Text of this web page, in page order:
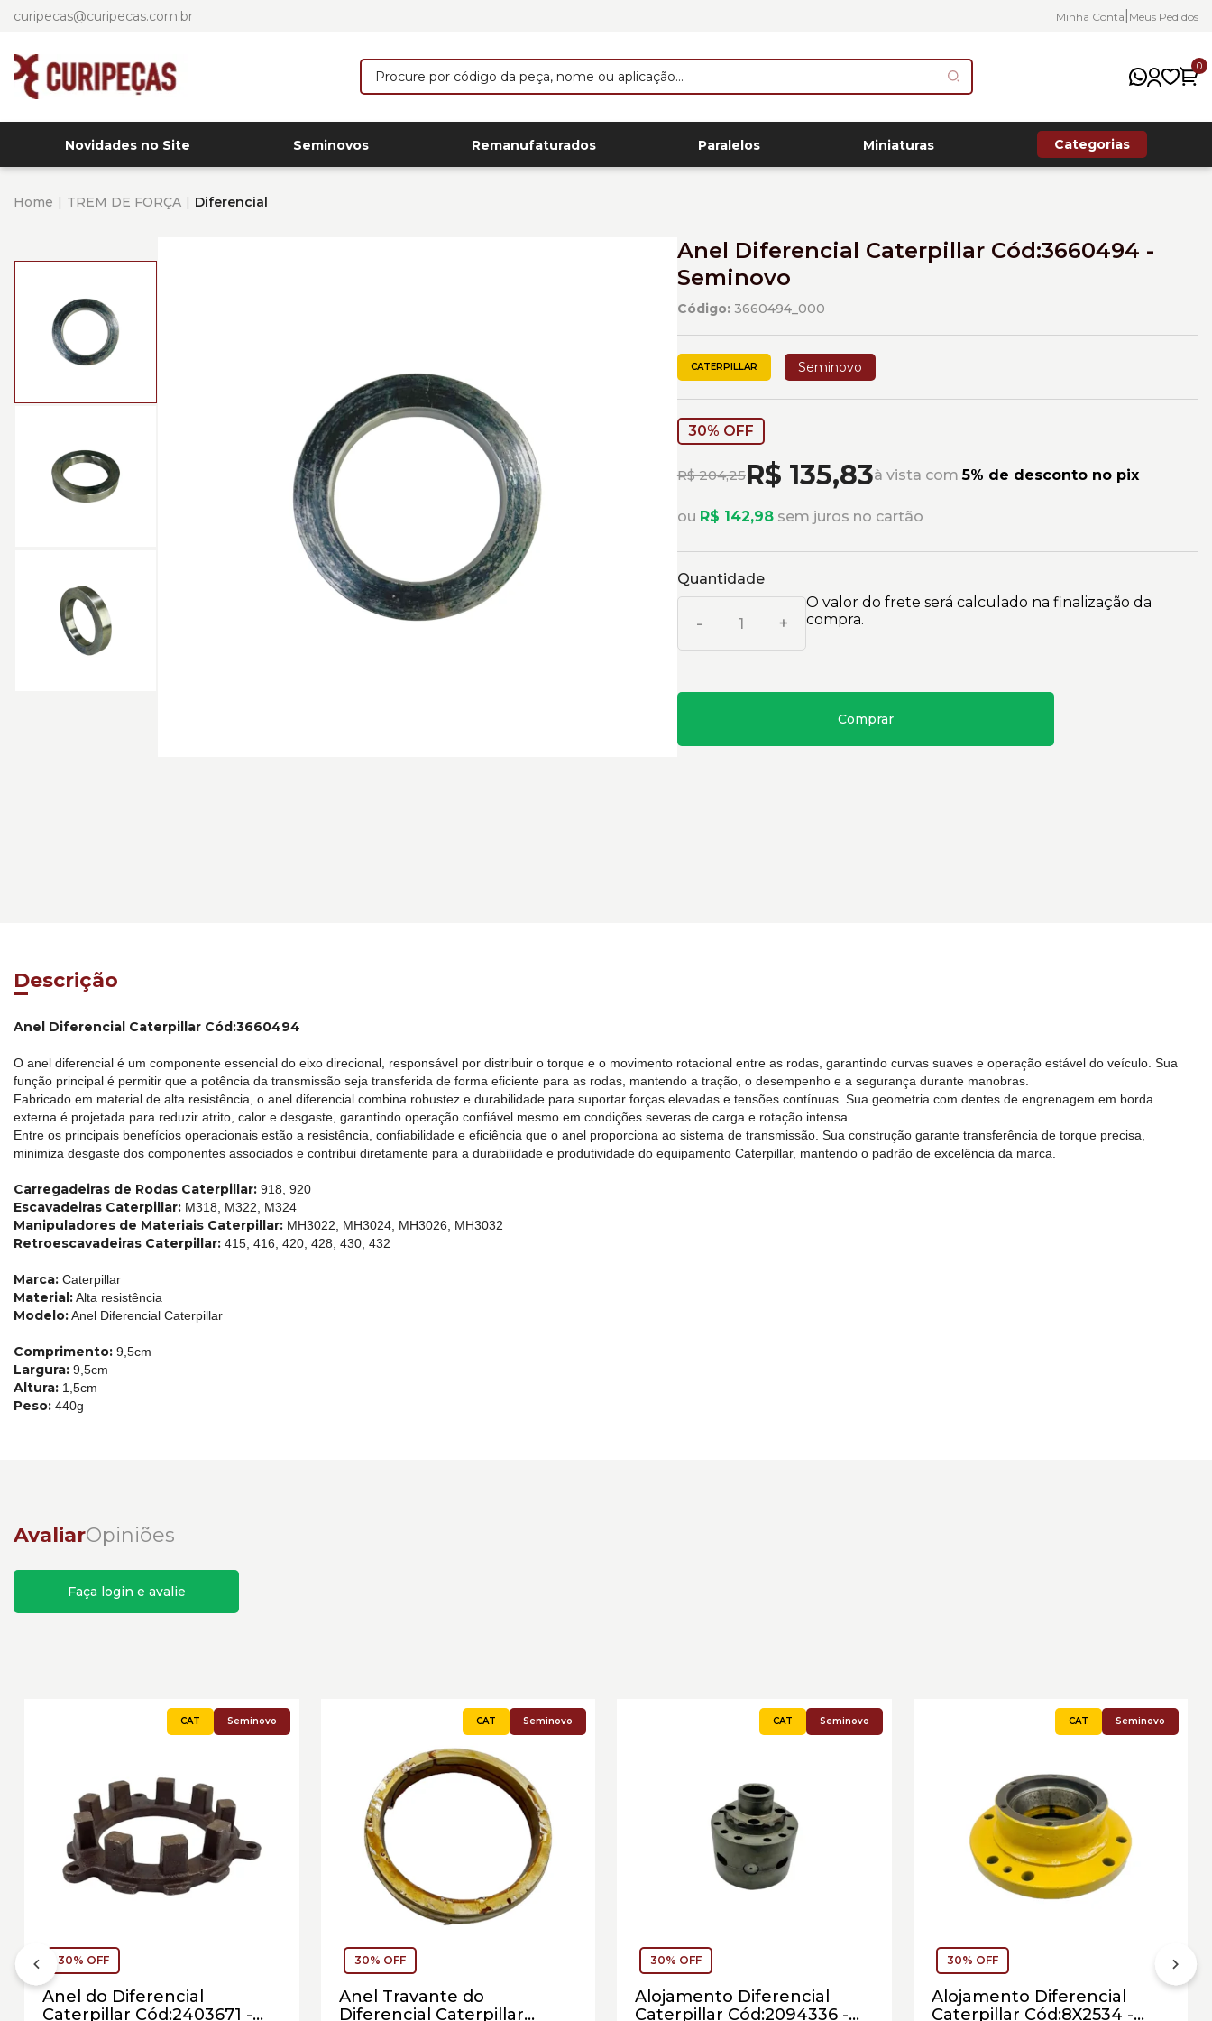
curipecas@curipecas.com.br Minha Conta Meus Pedidos
0
Novidades no Site Seminovos Remanufaturados Paralelos Miniaturas Categorias
Home TREM DE FORÇA Diferencial
Anel Diferencial Caterpillar Cód:3660494 -
Seminovo
Código: 3660494_000
CATERPILLAR Seminovo
30% OFF
R$ 204,25R$ 135,83à vista com5% de desconto no pix
ou R$ 142,98sem juros no cartão
Quantidade
- +
O valor do frete será calculado na finalização da
compra.
Comprar
Descrição
Anel Diferencial Caterpillar Cód:3660494
O anel diferencial é um componente essencial do eixo direcional, responsável por distribuir o torque e o movimento rotacional entre as rodas, garantindo curvas suaves e operação estável do veículo. Sua
função principal é permitir que a potência da transmissão seja transferida de forma eficiente para as rodas, mantendo a tração, o desempenho e a segurança durante manobras.
Fabricado em material de alta resistência, o anel diferencial combina robustez e durabilidade para suportar forças elevadas e tensões contínuas. Sua geometria com dentes de engrenagem em borda
externa é projetada para reduzir atrito, calor e desgaste, garantindo operação confiável mesmo em condições severas de carga e rotação intensa.
Entre os principais benefícios operacionais estão a resistência, confiabilidade e eficiência que o anel proporciona ao sistema de transmissão. Sua construção garante transferência de torque precisa,
minimiza desgaste dos componentes associados e contribui diretamente para a durabilidade e produtividade do equipamento Caterpillar, mantendo o padrão de excelência da marca.
Carregadeiras de Rodas Caterpillar: 918, 920
Escavadeiras Caterpillar: M318, M322, M324
Manipuladores de Materiais Caterpillar: MH3022, MH3024, MH3026, MH3032
Retroescavadeiras Caterpillar: 415, 416, 420, 428, 430, 432
Marca: Caterpillar
Material:Alta resistência
Modelo:Anel Diferencial Caterpillar
Comprimento: 9,5cm
Largura: 9,5cm
Altura: 1,5cm
Peso: 440g
AvaliarOpiniões
Faça login e avalie
Seminovo
30% OFF
Anel do Diferencial
Caterpillar Cód:2403671 -
Seminovo
30% OFF
Anel Travante do
Diferencial Caterpillar
Seminovo
30% OFF
Alojamento Diferencial
Caterpillar Cód:2094336 -
Seminovo
30% OFF
Alojamento Diferencial
Caterpillar Cód:8X2534 -